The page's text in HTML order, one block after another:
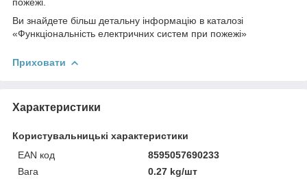
Ви знайдете більш детальну інформацію в каталозі
«Функціональність електричних систем при пожежі»
Приховати
Характеристики
Користувальницькі характеристики
EAN код
8595057690233
Вага
0.27 kg/шт